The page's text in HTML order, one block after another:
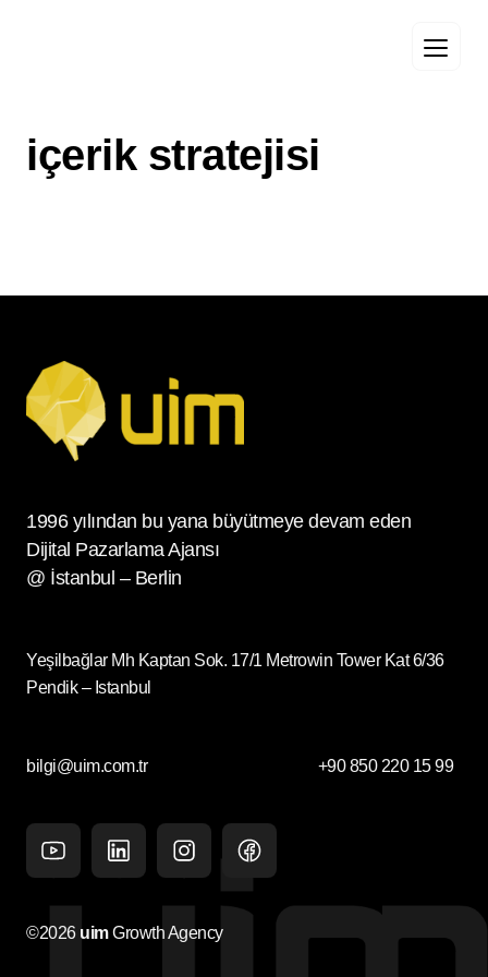
içerik stratejisi
1996 yılından bu yana büyütmeye devam eden
Dijital Pazarlama Ajansı
@ İstanbul – Berlin
Yeşilbağlar Mh Kaptan Sok. 17/1 Metrowin Tower Kat 6/36
Pendik – Istanbul
bilgi@uim.com.tr +90 850 220 15 99
©2026 uimGrowth Agency